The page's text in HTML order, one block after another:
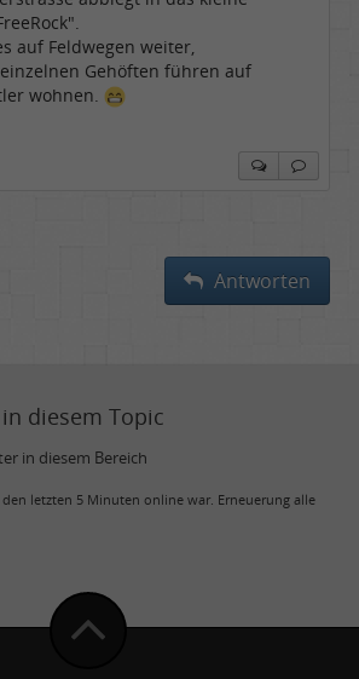
auf Feldwegen weiter,
Gehöften führen auf
wohnen.
Antworten
diesem Topic
in diesem Bereich
letzten 5 Minuten online war. Erneuerung alle